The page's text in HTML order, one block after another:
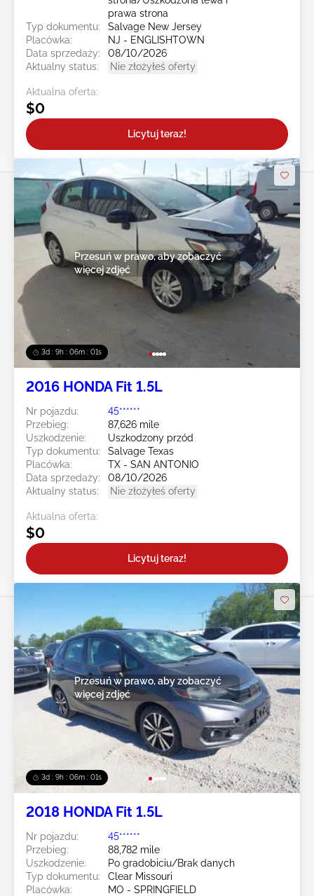
prawa strona
Typ dokumentu:
Salvage New Jersey
Placówka:
NJ - ENGLISHTOWN
Data sprzedaży:
08/10/2026
Aktualny status:
Nie złożyłeś oferty
Aktualna oferta:
$0
Licytuj teraz!
3d : 9h : 05m : 59s
Przesuń w prawo, aby zobaczyć
więcej zdjęć
2016 HONDA Fit 1.5L
Nr pojazdu:
45******
Przebieg:
87,626 mile
Uszkodzenie:
Uszkodzony przód
Typ dokumentu:
Salvage Texas
Placówka:
TX - SAN ANTONIO
Data sprzedaży:
08/10/2026
Aktualny status:
Nie złożyłeś oferty
Aktualna oferta:
$0
Licytuj teraz!
3d : 9h : 05m : 59s
Przesuń w prawo, aby zobaczyć
więcej zdjęć
2018 HONDA Fit 1.5L
Nr pojazdu:
45******
Przebieg:
88,782 mile
Uszkodzenie:
Po gradobiciu/Brak danych
Typ dokumentu:
Clear Missouri
Placówka:
MO - SPRINGFIELD